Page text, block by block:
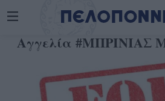
Αγγελία